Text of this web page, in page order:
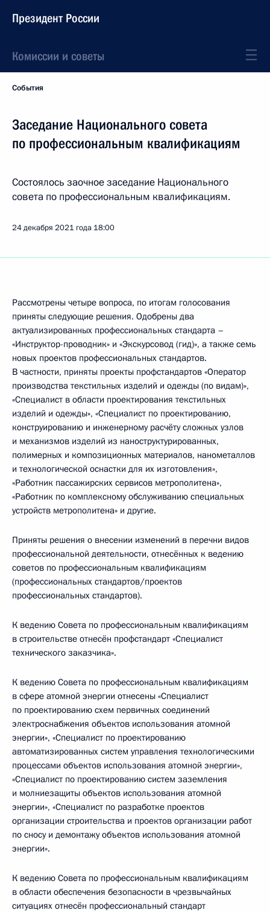
Президент России
Комиссии и советы
События
Заседание Национального совета
по профессиональным квалификациям
Состоялось заочное заседание Национального
совета по профессиональным квалификациям.
24 декабря 2021 года 18:00
Рассмотрены четыре вопроса, по итогам голосования
приняты следующие решения. Одобрены два
актуализированных профессиональных стандарта –
«Инструктор-проводник» и «Экскурсовод (гид)», а также семь
новых проектов профессиональных стандартов.
В частности, приняты проекты профстандартов «Оператор
производства текстильных изделий и одежды (по видам)»,
«Специалист в области проектирования текстильных
изделий и одежды», «Специалист по проектированию,
конструированию и инженерному расчёту сложных узлов
и механизмов изделий из наноструктурированных,
полимерных и композиционных материалов, нанометаллов
и технологической оснастки для их изготовления»,
«Работник пассажирских сервисов метрополитена»,
«Работник по комплексному обслуживанию специальных
устройств метрополитена» и другие.
Приняты решения о внесении изменений в перечни видов
профессиональной деятельности, отнесённых к ведению
советов по профессиональным квалификациям
(профессиональных стандартов/проектов
профессиональных стандартов).
К ведению Совета по профессиональным квалификациям
в строительстве отнесён профстандарт «Специалист
технического заказчика».
К ведению Совета по профессиональным квалификациям
в сфере атомной энергии отнесены «Специалист
по проектированию схем первичных соединений
электроснабжения объектов использования атомной
энергии», «Специалист по проектированию
автоматизированных систем управления технологическими
процессами объектов использования атомной энергии»,
«Специалист по проектированию систем заземления
и молниезащиты объектов использования атомной
энергии», «Специалист по разработке проектов
организации строительства и проектов организации работ
по сносу и демонтажу объектов использования атомной
энергии».
К ведению Совета по профессиональным квалификациям
в области обеспечения безопасности в чрезвычайных
ситуациях отнесён профессиональный стандарт